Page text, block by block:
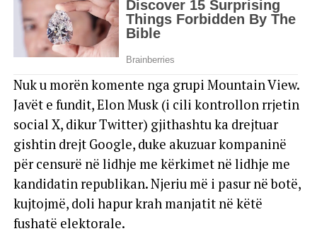
Nuk u morën komente nga grupi Mountain View.
Javët e fundit, Elon Musk (i cili kontrollon rrjetin
social X, dikur Twitter) gjithashtu ka drejtuar
gishtin drejt Google, duke akuzuar kompaninë
për censurë në lidhje me kërkimet në lidhje me
kandidatin republikan. Njeriu më i pasur në botë,
kujtojmë, doli hapur krah manjatit në këtë
fushatë elektorale.